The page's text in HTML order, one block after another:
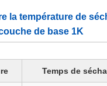
la température de
de base 1K
Temps de